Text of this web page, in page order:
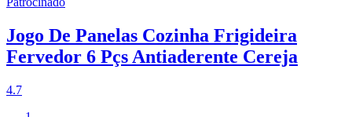
Jogo De Panelas Cozinha Frigideira
Fervedor 6 Pçs Antiaderente Cereja
4.7